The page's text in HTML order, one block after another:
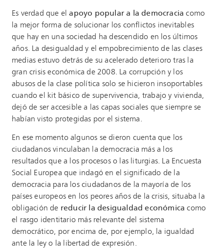
Es verdad que elapoyo popular a la democracia como
la mejor forma de solucionar los conflictos inevitables
que hay en una sociedad ha descendido en los últimos
años. La desigualdad y el empobrecimiento de las clases
medias estuvo detrás de su acelerado deterioro tras la
gran crisis económica de 2008. La corrupción y los
abusos de la clase política solo se hicieron insoportables
cuando el kit básico de supervivencia, trabajo y vivienda,
dejó de ser accesible a las capas sociales que siempre se
habían visto protegidas por el sistema.
En ese momento algunos se dieron cuenta que los
ciudadanos vinculaban la democracia más a los
resultados que a los procesos o las liturgias. La Encuesta
Social Europea que indagó en el significado de la
democracia para los ciudadanos de la mayoría de los
países europeos en los peores años de la crisis, situaba la
obligación de reducir la desigualdad económica como
el rasgo identitario más relevante del sistema
democrático, por encima de, por ejemplo, la igualdad
ante la ley o la libertad de expresión.